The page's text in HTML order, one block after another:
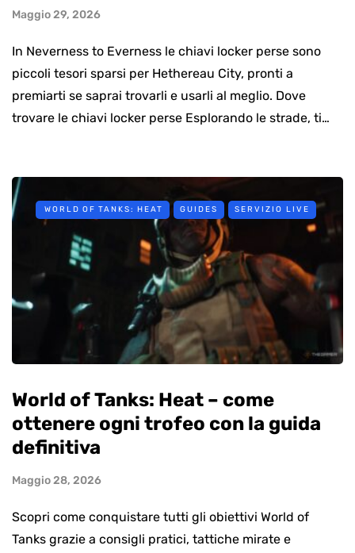
Maggio 29, 2026
In Neverness to Everness le chiavi locker perse sono
piccoli tesori sparsi per Hethereau City, pronti a
premiarti se saprai trovarli e usarli al meglio. Dove
trovare le chiavi locker perse Esplorando le strade, ti…
WORLD OF TANKS: HEAT GUIDES SERVIZIO LIVE
World of Tanks: Heat – come
ottenere ogni trofeo con la guida
definitiva
Maggio 28, 2026
Scopri come conquistare tutti gli obiettivi World of
Tanks grazie a consigli pratici, tattiche mirate e